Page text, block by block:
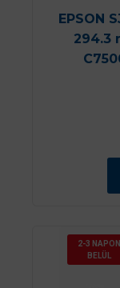
EPSON
294.3
2-3 NAPON
BELÜL